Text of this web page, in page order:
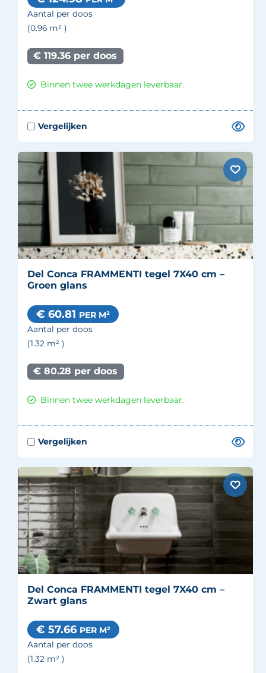
Aantal per doos
(0.96 m² )
€ 119.36 per doos
Binnen twee werkdagen leverbaar.
Del Conca FRAMMENTI tegel 7X40 cm –
Groen glans
€ 60.81 PER M²
Aantal per doos
(1.32 m² )
€ 80.28 per doos
Binnen twee werkdagen leverbaar.
Del Conca FRAMMENTI tegel 7X40 cm –
Zwart glans
€ 57.66 PER M²
Aantal per doos
(1.32 m² )